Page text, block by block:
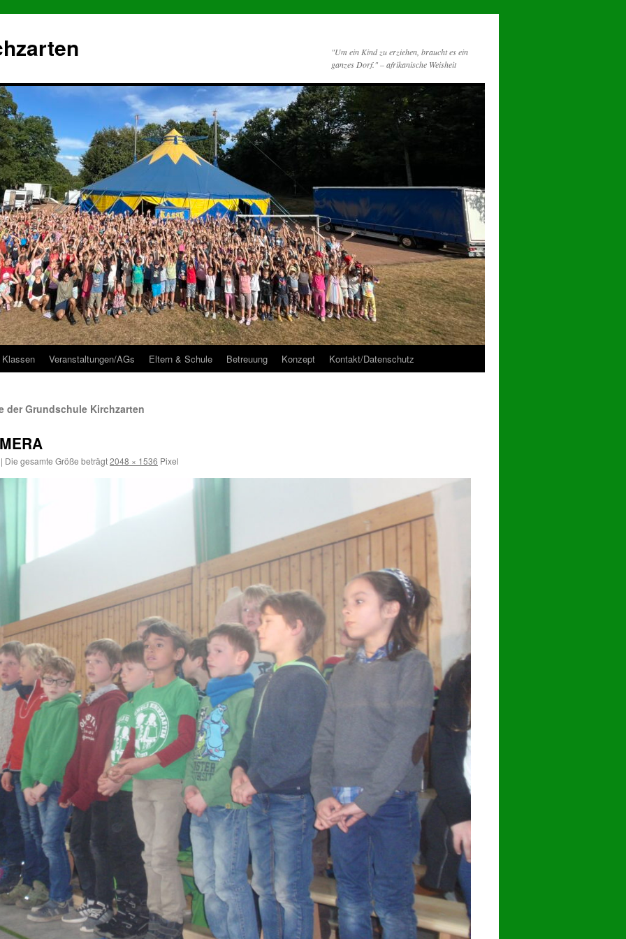
"Um ein Kind zu erziehen, braucht es ein
ganzes Dorf." – afrikanische Weisheit
Klassen Veranstaltungen/AGs Eltern & Schule Betreuung Konzept Kontakt/Datenschutz
der Grundschule Kirchzarten
| Die gesamte Größe beträgt2048 × 1536 Pixel